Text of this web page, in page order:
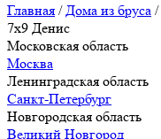
Главная /Дома из бруса /
7х9 Денис
Московская область
Москва
Ленинградская область
Санкт-Петербург
Новгородская область
Великий Новгород